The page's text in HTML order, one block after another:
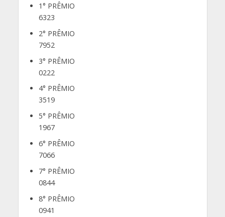
1° PRÊMIO
6323
2° PRÊMIO
7952
3° PRÊMIO
0222
4° PRÊMIO
3519
5° PRÊMIO
1967
6° PRÊMIO
7066
7° PRÊMIO
0844
8° PRÊMIO
0941